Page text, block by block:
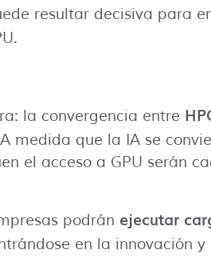
resultar decisiva para
la convergencia entre
medida que la IA se
el acceso a GPU serán
podrán ejecutar
en la innovación y